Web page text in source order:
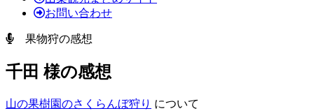
お問い合わせ
果物狩の感想
千田 様の感想
山の果樹園のさくらんぼ狩り について